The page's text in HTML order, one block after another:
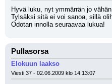
Hyvä luku, nyt ymmärrän jo
Tylsäksi sitä ei voi sanoa, sillä
Odotan innolla seuraavaa lukua!
Pullasorsa
Elokuun laakso
Viesti 37 - 02.06.2009 klo 14:13:07